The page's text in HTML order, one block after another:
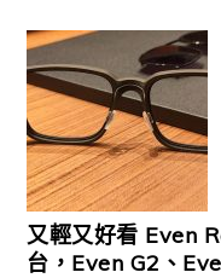
又輕又好看 Even
台，Even G2、